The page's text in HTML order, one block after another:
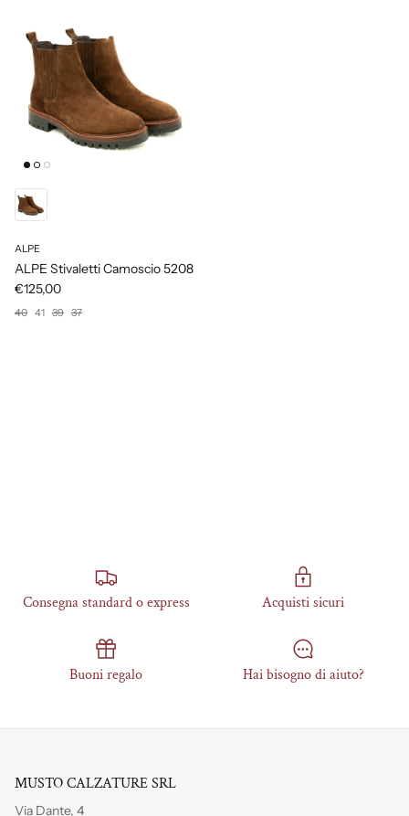
ALPE
ALPE Stivaletti Camoscio 5208
€125,00
40 41 39 37
Consegna standard o express Acquisti sicuri
Buoni regalo Hai bisogno di aiuto?
MUSTO CALZATURE SRL
Via Dante, 4